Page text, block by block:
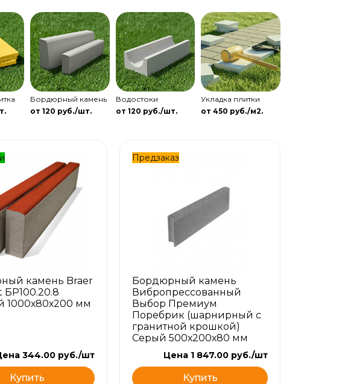
Бордюрный камень
от 120 руб./шт.
Водостоки
от 120 руб./шт.
Укладка плитки
от 450 руб./м2.
камень Braer
БР100.20.8
1000х80х200 мм
344.00 руб./шт
Купить
Предзаказ
Бордюрный камень
Вибропрессованный
Выбор Премиум
Поребрик (шарнирный с
гранитной крошкой)
Серый 500х200х80 мм
Цена 1 847.00 руб./шт
Купить